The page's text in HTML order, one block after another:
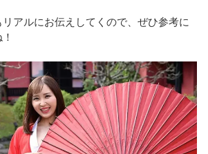
アルにお伝えしてくので、ぜひ参考に